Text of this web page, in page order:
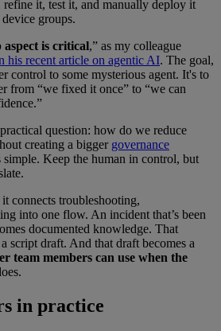
it, test it, and manually deploy it
groups.
is critical,” as my colleague
his recent article on agentic AI. The goal,
control to some mysterious agent. It's to
from “we fixed it once” to “we can
question: how do we reduce
creating a bigger governance
simple. Keep the human in control, but
connects troubleshooting,
into one flow. An incident that’s been
documented knowledge. That
script draft. And that draft becomes a
team members can use when the
in practice